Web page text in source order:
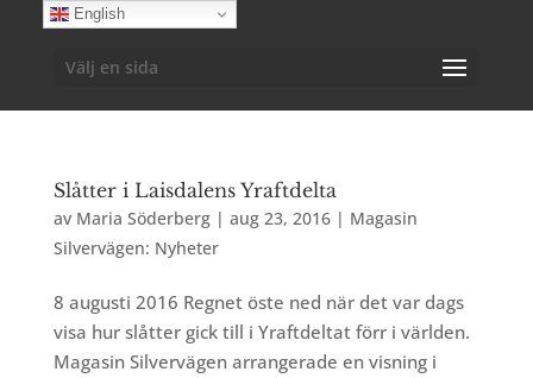
Välj en sida
Slåtter i Laisdalens Yraftdelta
av Maria Söderberg| aug 23, 2016| Magasin
Silvervägen: Nyheter
8 augusti 2016 Regnet öste ned när det var dags
visa hur slåtter gick till i Yraftdeltat förr i världen.
Magasin Silvervägen arrangerade en visning i
English